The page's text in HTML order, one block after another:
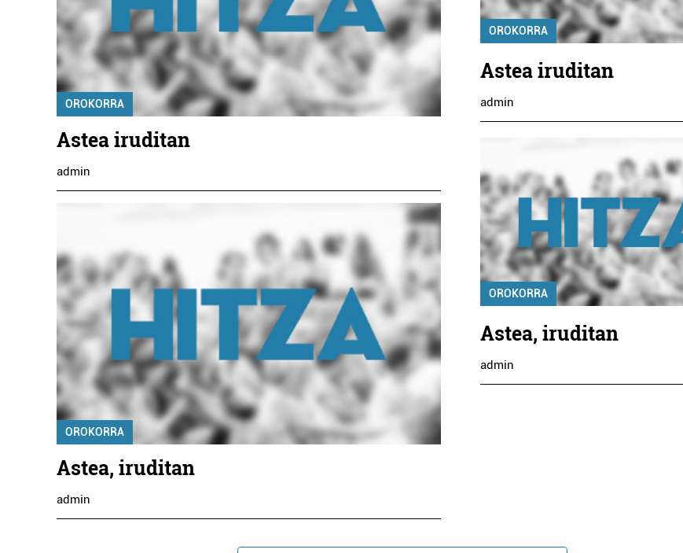
OROKORRA
Astea iruditan
admin
OROKORRA
Astea, iruditan
admin
OROKORRA
Astea iruditan
admin
OROKORRA
Astea, iruditan
admin